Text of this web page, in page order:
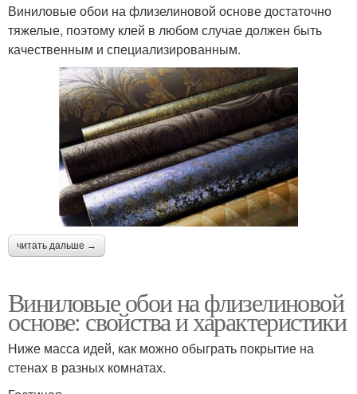
Виниловые обои на флизелиновой основе достаточно
тяжелые, поэтому клей в любом случае должен быть
качественным и специализированным.
читать дальше →
Виниловые обои на флизелиновой
основе: свойства и характеристики
Ниже масса идей, как можно обыграть покрытие на
стенах в разных комнатах.